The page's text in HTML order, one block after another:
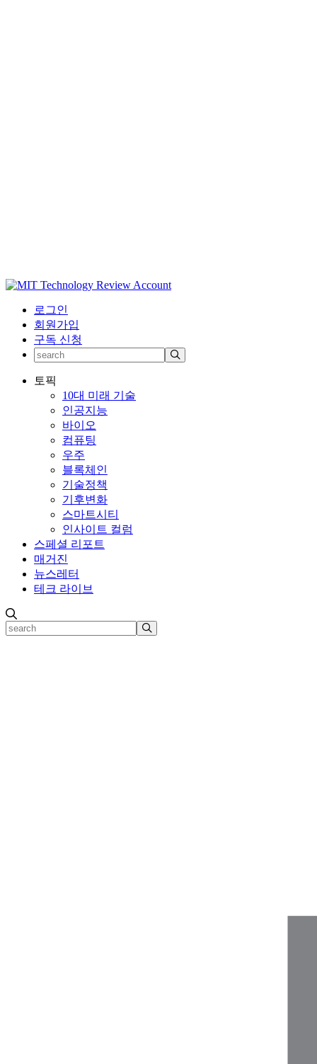
로그인
회원가입
구독 신청
토픽
10대 미래 기술
인공지능
바이오
컴퓨팅
우주
블록체인
기술정책
기후변화
스마트시티
인사이트 컬럼
스페셜 리포트
매거진
뉴스레터
테크 라이브